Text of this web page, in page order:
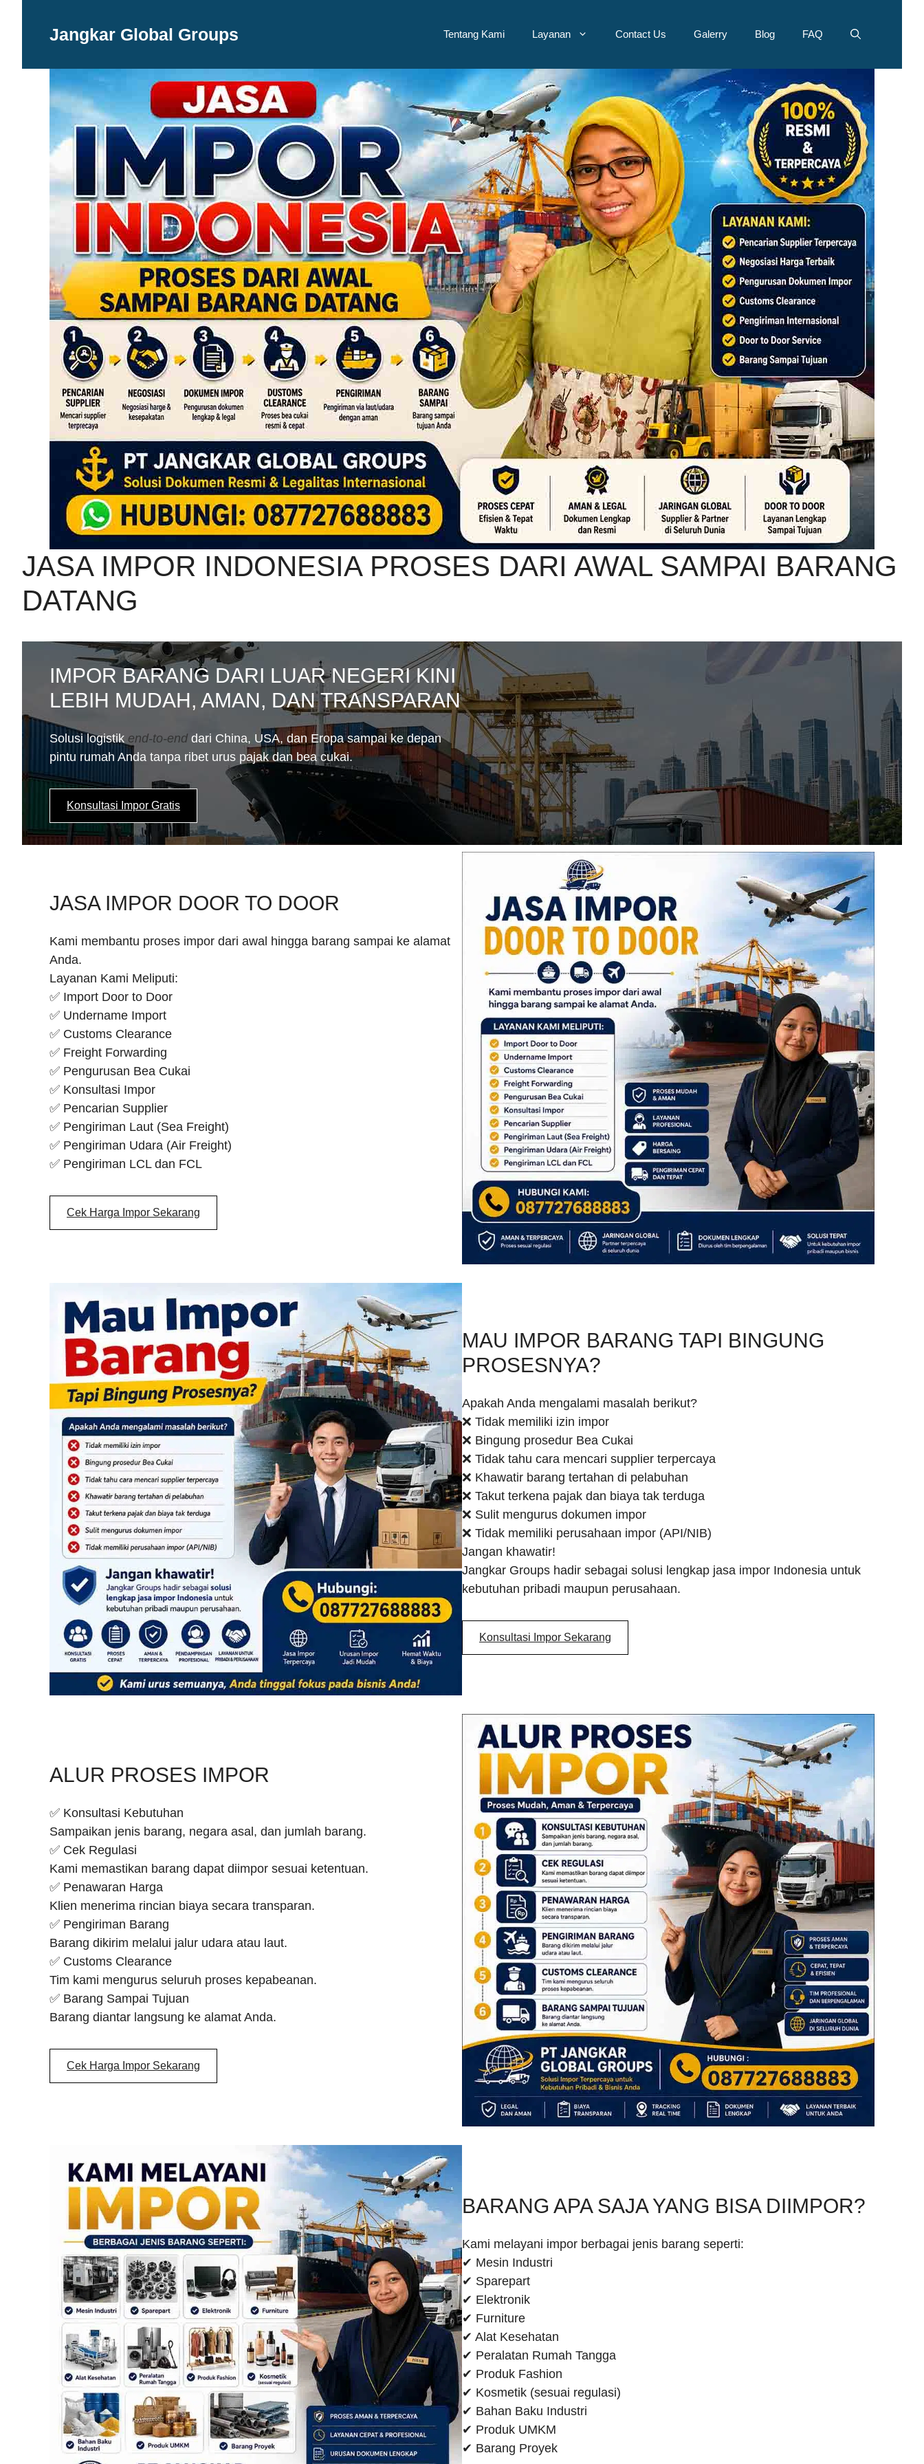
Jangkar Global Groups Tentang Kami Layanan Contact Us Galerry Blog FAQ
JASA IMPOR INDONESIA PROSES DARI AWAL SAMPAI BARANG
DATANG
IMPOR BARANG DARI LUAR NEGERI KINI
LEBIH MUDAH, AMAN, DAN TRANSPARAN
Solusi logistik end-to-end dari China, USA, dan Eropa sampai ke depan
pintu rumah Anda tanpa ribet urus pajak dan bea cukai.
Konsultasi Impor Gratis
JASA IMPOR DOOR TO DOOR
Kami membantu proses impor dari awal hingga barang sampai ke alamat
Anda.
Layanan Kami Meliputi:
✅ Import Door to Door
✅ Undername Import
✅ Customs Clearance
✅ Freight Forwarding
✅ Pengurusan Bea Cukai
✅ Konsultasi Impor
✅ Pencarian Supplier
✅ Pengiriman Laut (Sea Freight)
✅ Pengiriman Udara (Air Freight)
✅ Pengiriman LCL dan FCL
Cek Harga Impor Sekarang
MAU IMPOR BARANG TAPI BINGUNG
PROSESNYA?
Apakah Anda mengalami masalah berikut?
❌ Tidak memiliki izin impor
❌ Bingung prosedur Bea Cukai
❌ Tidak tahu cara mencari supplier terpercaya
❌ Khawatir barang tertahan di pelabuhan
❌ Takut terkena pajak dan biaya tak terduga
❌ Sulit mengurus dokumen impor
❌ Tidak memiliki perusahaan impor (API/NIB)
Jangan khawatir!
Jangkar Groups hadir sebagai solusi lengkap jasa impor Indonesia untuk
kebutuhan pribadi maupun perusahaan.
Konsultasi Impor Sekarang
ALUR PROSES IMPOR
✅ Konsultasi Kebutuhan
Sampaikan jenis barang, negara asal, dan jumlah barang.
✅ Cek Regulasi
Kami memastikan barang dapat diimpor sesuai ketentuan.
✅ Penawaran Harga
Klien menerima rincian biaya secara transparan.
✅ Pengiriman Barang
Barang dikirim melalui jalur udara atau laut.
✅ Customs Clearance
Tim kami mengurus seluruh proses kepabeanan.
✅ Barang Sampai Tujuan
Barang diantar langsung ke alamat Anda.
Cek Harga Impor Sekarang
BARANG APA SAJA YANG BISA DIIMPOR?
Kami melayani impor berbagai jenis barang seperti:
✔ Mesin Industri
✔ Sparepart
✔ Elektronik
✔ Furniture
✔ Alat Kesehatan
✔ Peralatan Rumah Tangga
✔ Produk Fashion
✔ Kosmetik (sesuai regulasi)
✔ Bahan Baku Industri
✔ Produk UMKM
✔ Barang Proyek